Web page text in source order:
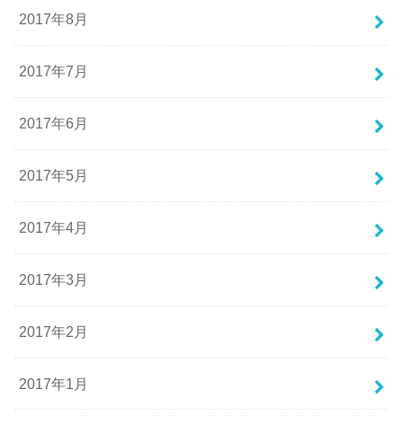
2017年8月
2017年7月
2017年6月
2017年5月
2017年4月
2017年3月
2017年2月
2017年1月